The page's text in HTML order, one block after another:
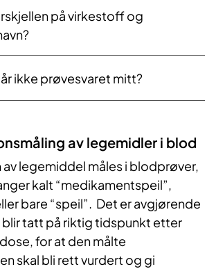
på virkestoff og
ikke prøvesvaret mitt?
av legemidler i blod
legemiddel måles i blodprøver,
kalt “medikamentspeil”,
bare “speil”. Det er avgjørende
tatt på riktig tidspunkt etter
for at den målte
skal bli rett vurdert og gi